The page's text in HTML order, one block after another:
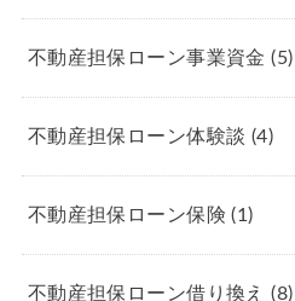
不動産担保ローン事業資金(5)
不動産担保ローン体験談 (4)
不動産担保ローン保険(1)
不動産担保ローン借り換え(8)